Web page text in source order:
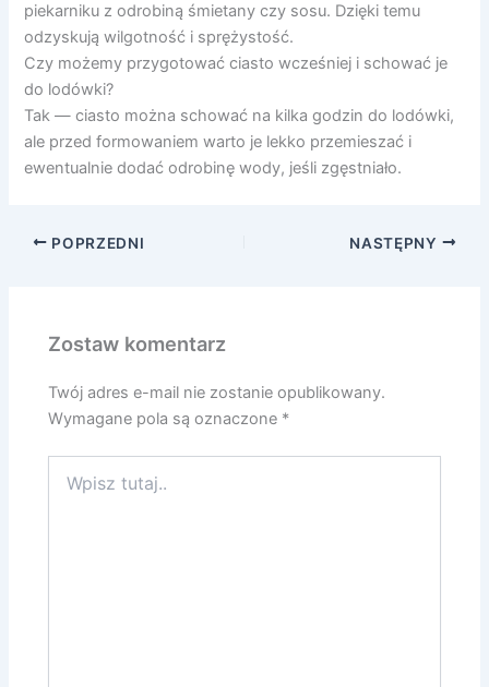
piekarniku z odrobiną śmietany czy sosu. Dzięki temu
odzyskują wilgotność i sprężystość.
Czy możemy przygotować ciasto wcześniej i schować je
do lodówki?
Tak — ciasto można schować na kilka godzin do lodówki,
ale przed formowaniem warto je lekko przemieszać i
ewentualnie dodać odrobinę wody, jeśli zgęstniało.
POPRZEDNI NASTĘPNY
Zostaw komentarz
Twój adres e-mail nie zostanie opublikowany.
Wymagane pola są oznaczone *
tutaj..